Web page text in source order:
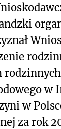
w
w
za rok